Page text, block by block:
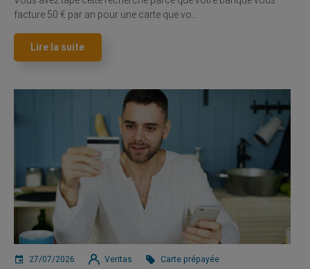
facture 50 € par an pour une carte que vo...
Lire la suite
27/07/2026 Veritas Carte prépayée